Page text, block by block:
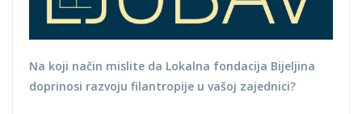
Na koji način mislite da Lokalna fondacija Bijeljina
doprinosi razvoju filantropije u vašoj zajednici?